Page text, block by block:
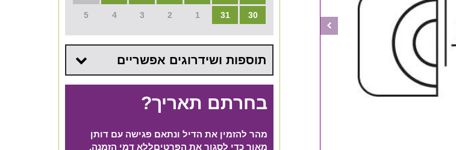
30
31
1
2
3
4
5
תוספות ושידרוגים אפשריים
בחרתם תאריך?
מהר להזמין את הדיל ונתאם פגישה עם דותן
מאור כדי לסגור את הפרטים​ ללא דמי הזמנה,